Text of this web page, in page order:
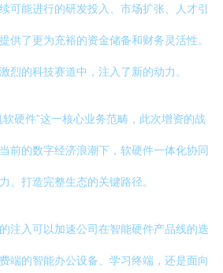
可能进行的研发投入、市场扩张、人才引
供了更为充裕的资金储备和财务灵活性。
烈的科技赛道中，注入了新的动力。
硬件”这一核心业务范畴，此次增资的战
前的数字经济浪潮下，软硬件一体化协同
、打造完整生态的关键路径。
注入可以加速公司在智能硬件产品线的迭
端的智能办公设备、学习终端，还是面向